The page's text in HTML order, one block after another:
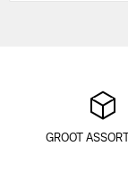
GROOT